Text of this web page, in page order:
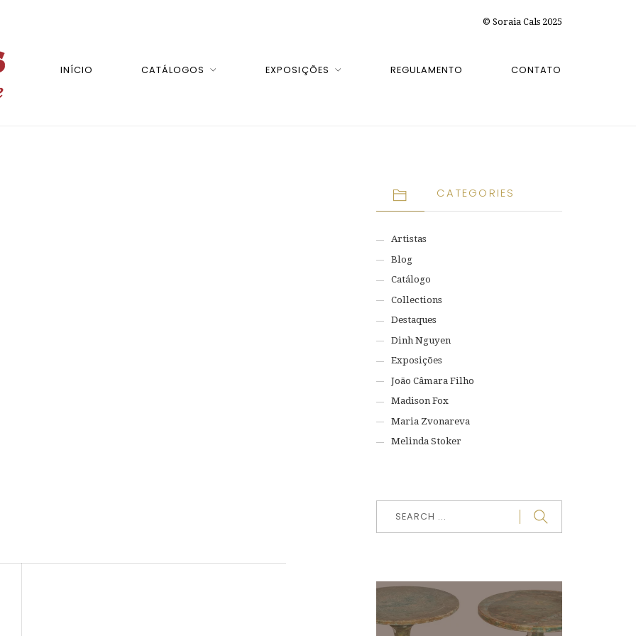
© Soraia Cals 2025
INÍCIO CATÁLOGOS EXPOSIÇÕES REGULAMENTO CONTATO
CATEGORIES
Artistas
Blog
Catálogo
Collections
Destaques
Dinh Nguyen
Exposições
João Câmara Filho
Madison Fox
Maria Zvonareva
Melinda Stoker